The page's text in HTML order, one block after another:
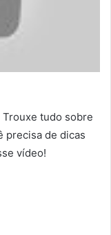
tudo sobre
precisa de dicas
vídeo!